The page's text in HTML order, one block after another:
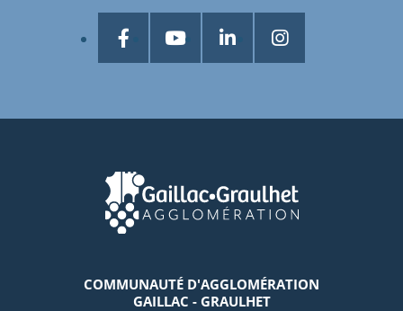
COMMUNAUTÉ D'AGGLOMÉRATION
GAILLAC - GRAULHET